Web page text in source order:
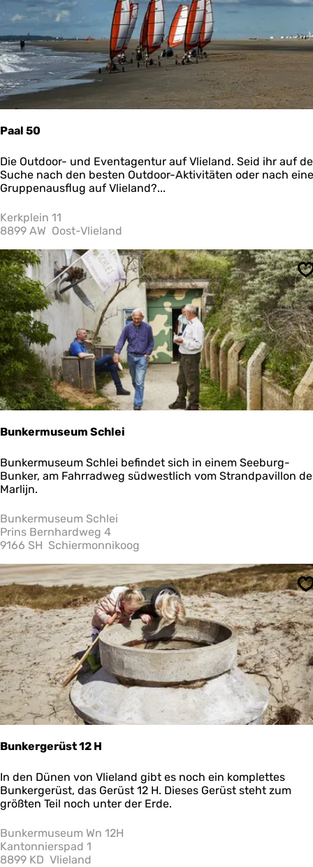
i
e
l
a
n
d
g
a
i
n
d
e
r
N
a
u
r
o
e
r
m
M
e
e
r
Paal 50
P
a
a
5
0
Die Outdoor- und Eventagentur auf Vlieland. Seid ihr auf
Suche nach den besten Outdoor-Aktivitäten oder nach
Gruppenausflug auf Vlieland?...
Kerkplein 11
8899 AW Oost-Vlieland
Bunkermuseum Schlei
B
u
n
e
r
m
s
e
u
m
S
c
h
l
e
i
Bunkermuseum Schlei befindet sich in einem Seeburg-
Bunker, am Fahrradweg südwestlich vom Strandpavillon de
Marlijn.
Bunkermuseum Schlei
Prins Bernhardweg 4
9166 SH Schiermonnikoog
Bunkergerüst 12 H
B
u
n
e
r
g
In den Dünen von Vlieland gibt es noch ein komplettes
Bunkergerüst, das Gerüst 12 H. Dieses Gerüst steht zum
größten Teil noch unter der Erde.
Bunkermuseum Wn 12H
Kantonnierspad 1
8899 KD Vlieland